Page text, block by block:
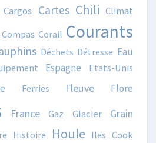
Cargos Cartes Chili Climat
Compas Corail Courants
Déchets Détresse Eau
Espagne Etats-Unis
Ferries Fleuve Flore
France Gaz Glacier Grain
Histoire Houle Iles Cook